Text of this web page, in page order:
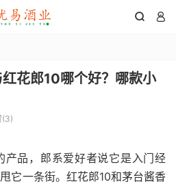
 
花郎10哪个好？哪款小
(3)
产品，郎系爱好者说它是入门经
它一条街。红花郎10和茅台酱香